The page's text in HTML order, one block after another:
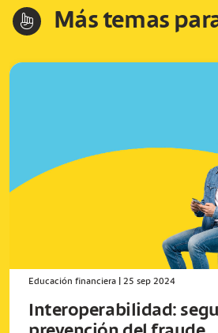
hand-index Más temas
Educación financiera 25 sep 2024
Interoperabilidad: